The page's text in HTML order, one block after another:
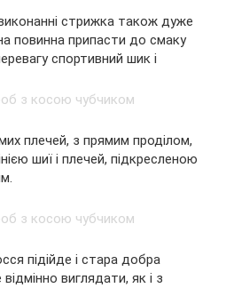
стрижка також дуже
повинна припасти до смаку
спортивний шик і
плечей, з прямим проділом,
шиї і плечей, підкресленою
підійде і стара добра
виглядати, як і з